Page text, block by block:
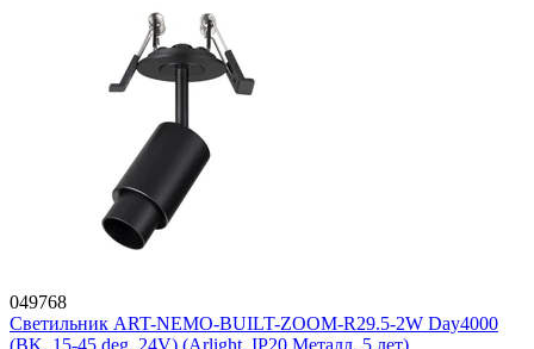
049768
Светильник ART-NEMO-BUILT-ZOOM-R29.5-2W Day4000
(BK, 15-45 deg, 24V) (Arlight, IP20 Металл, 5 лет)